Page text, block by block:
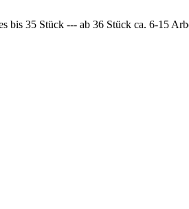
bis 35 Stück --- ab 36 Stück ca. 6-15